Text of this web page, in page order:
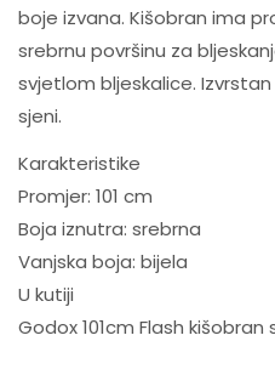
boje izvana. Kišobran ima
srebrnu površinu za
svjetlom bljeskalice.
sjeni.
Karakteristike
Promjer: 101 cm
Boja iznutra: srebrna
Vanjska boja: bijela
U kutiji
Godox 101cm Flash